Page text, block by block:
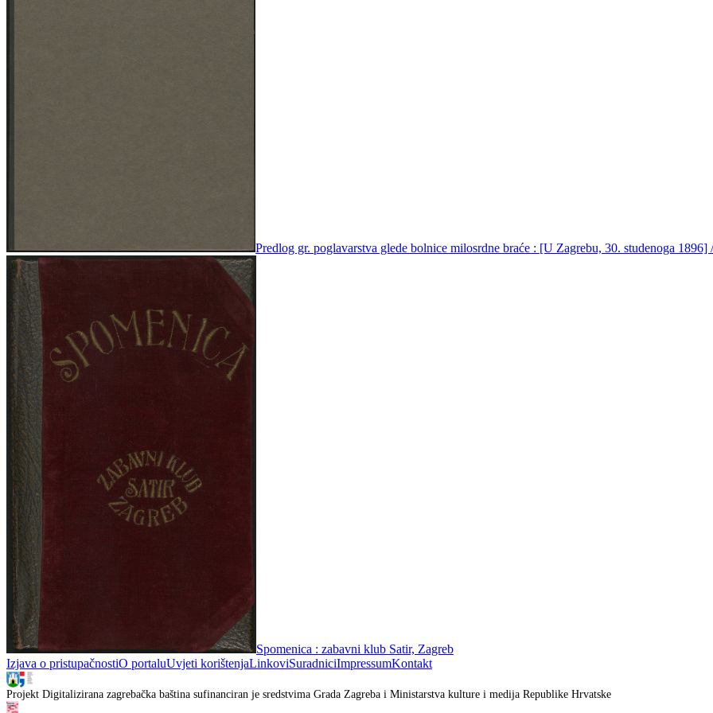
Predlog gr. poglavarstva glede bolnice milosrdne braće : [U Zagrebu, 30. studenoga
Spomenica : zabavni klub Satir, Zagreb
Izjava o pristupačnostiO portaluUvjeti korištenjaLinkoviSuradniciImpressumKontakt
Projekt Digitalizirana zagrebačka baština sufinanciran je sredstvima Grada Zagreba i Ministarstva kulture i medija Republike Hrvatske